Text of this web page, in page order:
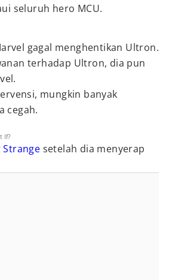
seluruh hero MCU.
gagal menghentikan Ultron.
terhadap Ultron, dia pun
mungkin banyak
cegah.
If?
setelah dia menyerap